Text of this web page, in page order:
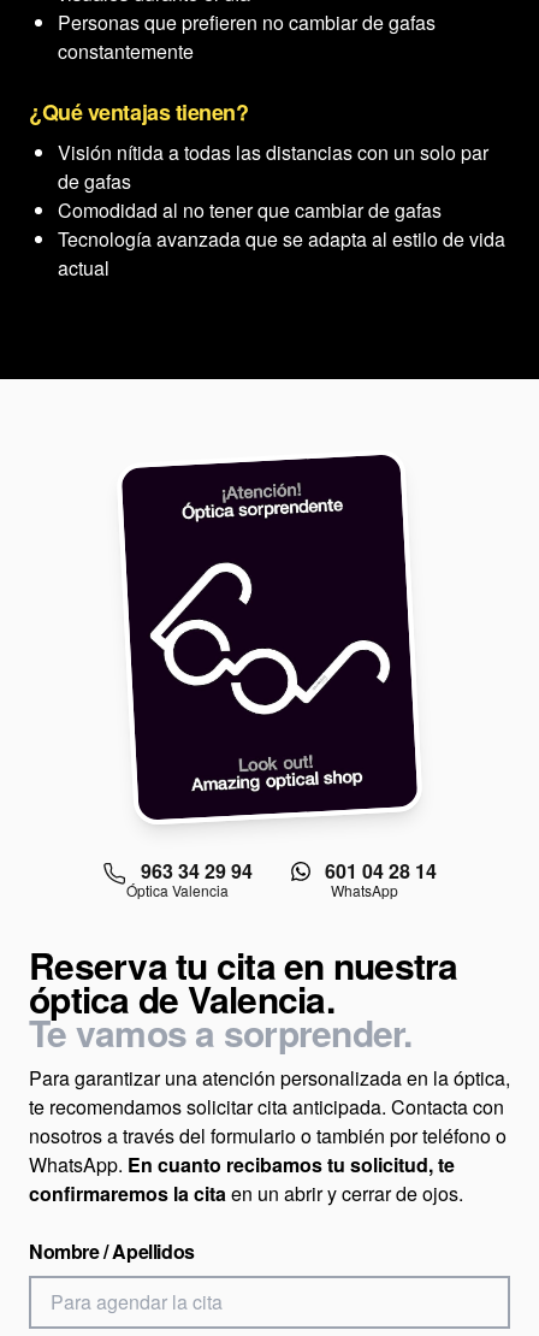
Personas que prefieren no cambiar de gafas
constantemente
¿Qué ventajas tienen?
Visión nítida a todas las distancias con un solo par
de gafas
Comodidad al no tener que cambiar de gafas
Tecnología avanzada que se adapta al estilo de vida
actual
963 34 29 94
Óptica Valencia
601 04 28 14
WhatsApp
Reserva tu cita en nuestra
óptica de Valencia.
Te vamos a sorprender.
Para garantizar una atención personalizada en la óptica,
te recomendamos solicitar cita anticipada. Contacta con
nosotros a través del formulario o también por teléfono o
WhatsApp. En cuanto recibamos tu solicitud, te
confirmaremos la citaen un abrir y cerrar de ojos.
Nombre / Apellidos